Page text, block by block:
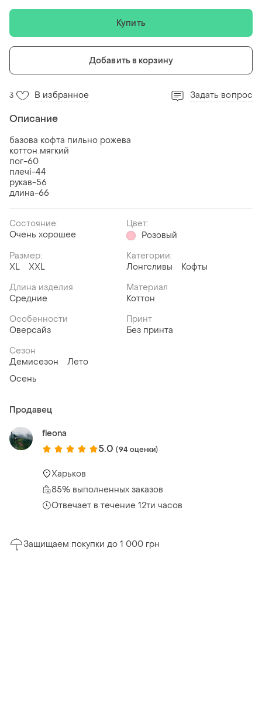
Купить
Добавить в корзину
3 В избранное Задать вопрос
Описание
базова кофта пильно рожева
коттон мягкий
пог-60
плечі-44
рукав-56
длина-66
Состояние:
Очень хорошее
Цвет:
Розовый
Размер:
XL
XXL
Категории:
Лонгсливы
Кофты
Длина изделия
Средние
Материал
Коттон
Особенности
Оверсайз
Принт
Без принта
Сезон
Демисезон
Лето
Осень
Продавец
fleona
5.0 (94 оценки)
Харьков
85% выполненных заказов
Отвечает в течение 12ти часов
Защищаем покупки до 1 000 грн